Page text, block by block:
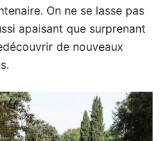
On ne se lasse pas
apaisant que surprenant
de nouveaux